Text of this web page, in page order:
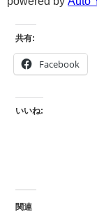
共有:
Facebook
いいね:
関連